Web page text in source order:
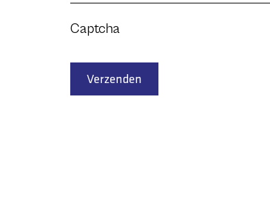
Captcha
Verzenden